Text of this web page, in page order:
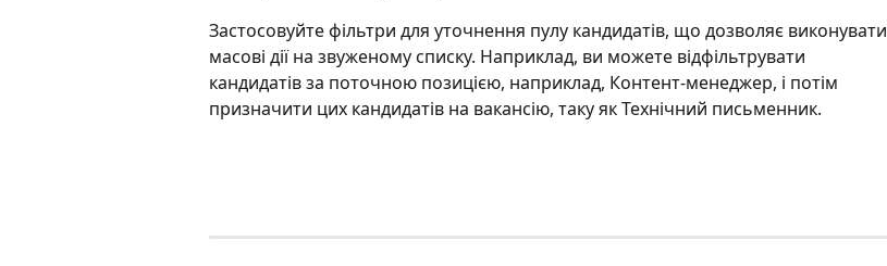
Застосовуйте фільтри для уточнення пулу кандидатів, що дозволяє виконувати
масові дії на звуженому списку. Наприклад, ви можете відфільтрувати
кандидатів за поточною позицією, наприклад, Контент-менеджер, і потім
призначити цих кандидатів на вакансію, таку як Технічний письменник.